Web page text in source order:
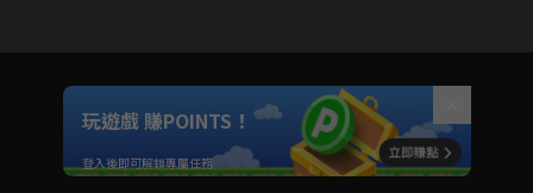
Unmute
如有不便請見諒
玩遊戲 賺POINTS！
登入後即可解鎖專屬任務